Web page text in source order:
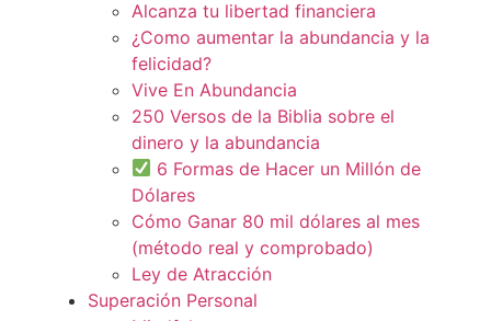
Alcanza tu libertad financiera
¿Como aumentar la abundancia y la
felicidad?
Vive En Abundancia
250 Versos de la Biblia sobre el
dinero y la abundancia
6 Formas de Hacer un Millón de
Dólares
Cómo Ganar 80 mil dólares al mes
(método real y comprobado)
Ley de Atracción
Superación Personal